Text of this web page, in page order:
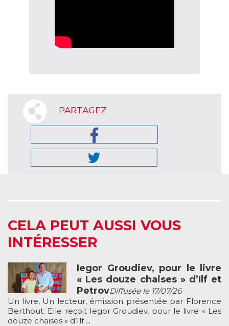
PARTAGEZ
CELA PEUT AUSSI VOUS
INTÉRESSER
Iegor Groudiev, pour le livre
« Les douze chaises » d’Ilf et
PetrovDiffusée le 17/07/26
Un livre, Un lecteur, émission présentée par Florence
Berthout. Elle reçoit Iegor Groudiev, pour le livre « Les
douze chaises » d’Ilf ...